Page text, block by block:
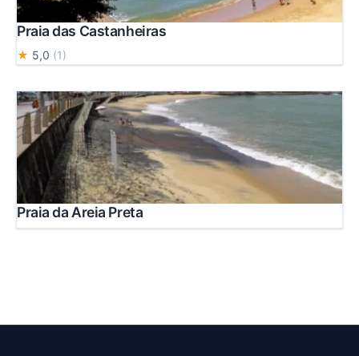
Praia das Castanheiras
★ 5,0 (1)
Praia da Areia Preta